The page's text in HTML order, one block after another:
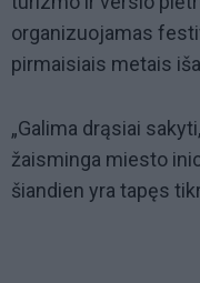
organizuojamas
pirmaisiais metais
„Galima drąsiai
žaisminga miesto
šiandien yra tapęs